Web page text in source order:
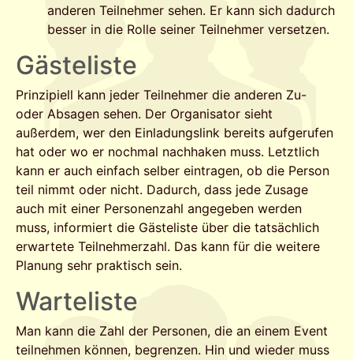
anderen Teilnehmer sehen. Er kann sich dadurch
besser in die Rolle seiner Teilnehmer versetzen.
Gästeliste
Prinzipiell kann jeder Teilnehmer die anderen Zu-
oder Absagen sehen. Der Organisator sieht
außerdem, wer den Einladungslink bereits aufgerufen
hat oder wo er nochmal nachhaken muss. Letztlich
kann er auch einfach selber eintragen, ob die Person
teil nimmt oder nicht. Dadurch, dass jede Zusage
auch mit einer Personenzahl angegeben werden
muss, informiert die Gästeliste über die tatsächlich
erwartete Teilnehmerzahl. Das kann für die weitere
Planung sehr praktisch sein.
Warteliste
Man kann die Zahl der Personen, die an einem Event
teilnehmen können, begrenzen. Hin und wieder muss